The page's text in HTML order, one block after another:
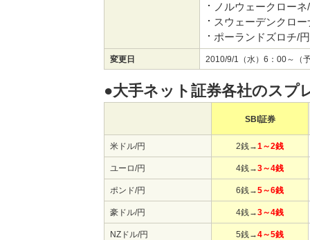
ノルウェークロー
スウェーデンクロ
ポーランドズロチ/
変更日 2010/9/1（水）6：00～（
●大手ネット証券各社のスプ
SBI証券
米ドル/円 2銭→1～2銭
ユーロ/円 4銭→3～4銭
ポンド/円 6銭→5～6銭
豪ドル/円 4銭→3～4銭
NZドル/円 5銭→4～5銭